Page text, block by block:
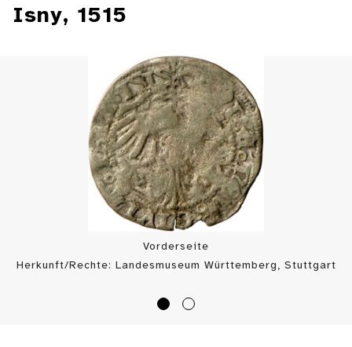
Isny, 1515
Vorderseite
Herkunft/Rechte: Landesmuseum Württemberg, Stuttgart